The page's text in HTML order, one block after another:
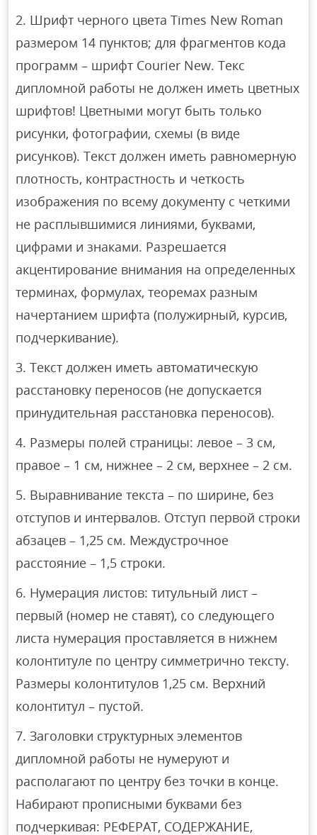
Шрифт черного цвета Times New Roman
размером 14 пунктов; для фрагментов кода
программ – шрифт Courier New. Текс
дипломной работы не должен иметь цветных
шрифтов! Цветными могут быть только
рисунки, фотографии, схемы (в виде
рисунков). Текст должен иметь равномерную
плотность, контрастность и четкость
изображения по всему документу с четкими
не расплывшимися линиями, буквами,
цифрами и знаками. Разрешается
акцентирование внимания на определенных
терминах, формулах, теоремах разным
начертанием шрифта (полужирный, курсив,
подчеркивание).
Текст должен иметь автоматическую
расстановку переносов (не допускается
принудительная расстановка переносов).
Размеры полей страницы: левое – 3 см,
правое – 1 см, нижнее – 2 см, верхнее – 2 см.
Выравнивание текста – по ширине, без
отступов и интервалов. Отступ первой строки
абзацев – 1,25 см. Междустрочное
расстояние – 1,5 строки.
Нумерация листов: титульный лист –
первый (номер не ставят), со следующего
листа нумерация проставляется в нижнем
колонтитуле по центру симметрично тексту.
Размеры колонтитулов 1,25 см. Верхний
колонтитул – пустой.
Заголовки структурных элементов
дипломной работы не нумеруют и
располагают по центру без точки в конце.
Набирают прописными буквами без
подчеркивая: РЕФЕРАТ, СОДЕРЖАНИЕ,